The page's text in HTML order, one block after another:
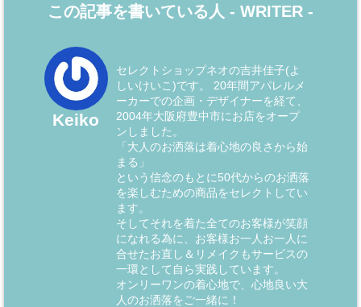
この記事を書いている人 - WRITER -
Keiko
セレクトショップネオの吉井佳子(よ
しいけいこ)です。 20年間アパレルメ
ーカーでの企画・デザイナーを経て、
2004年大阪府豊中市にお店をオープ
ンしました。
「大人のお洒落は着心地の良さから始
まる」
という信念のもとに50代からのお洒落
を楽しむための商品をセレクトしてい
ます。
そしてそれを着た全てのお客様が笑顔
になれる為に、お客様お一人お一人に
合せたお直し＆リメイクもサービスの
一環として自ら実践しています。
オンリーワンの着心地で、心地良い大
人のお洒落をご一緒に！